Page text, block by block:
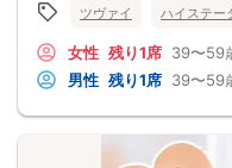
ツヴァイ ハイステー
女性 残り1席 39〜59
男性 残り1席 39〜59